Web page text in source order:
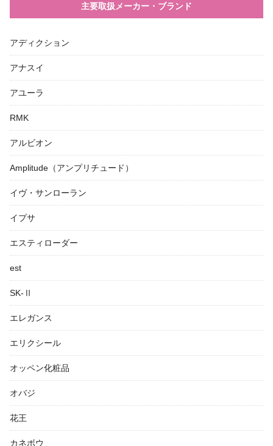
主要取扱メーカー・ブランド
アディクション
アナスイ
アユーラ
RMK
アルビオン
Amplitude（アンプリチュード）
イヴ・サンローラン
イプサ
エスティローダー
est
SK-Ⅱ
エレガンス
エリクシール
オッペン化粧品
オバジ
花王
カネボウ